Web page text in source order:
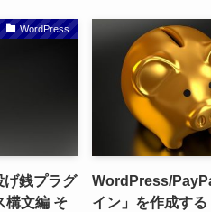
WordPress
銭プラグ
構文編 そ
WordPress/
イン」を作成す